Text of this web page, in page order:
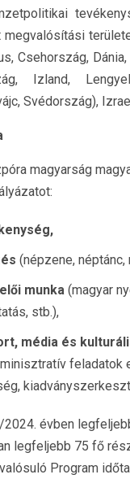
Csehország,
Izland,
Svédország),
magyarság
(népzene,
munka(magyar
stb.),
média és
feladatok
2024. évben
legfeljebb 75 fő
Program